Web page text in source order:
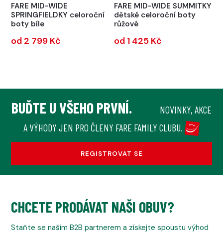
FARE MID-WIDE
SPRINGFIELDKY celoroční
boty bíle
od 2 799 Kč
FARE MID-WIDE SUMMITKY
dětské celoroční boty
růžové
od 1 425 Kč
BUĎTE U VŠEHO PRVNÍ.
NOVINKY, AKCE
A VÝHODY JEN PRO ČLENY FARE FAMILY CLUBU.
REGISTROVAT SE
CHCETE PRODÁVAT NAŠI OBUV?
Staňte se naším B2B partnerem a získejte spoustu výhod